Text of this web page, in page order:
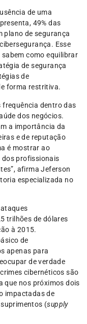
de uma
49% das
plano de segurança
Esse
como equilibrar
de segurança
de
forma restritiva.
frequência dentro das
dos negócios.
a importância da
e de reputação
é mostrar ao
dos profissionais
afirma Jeferson
especializada no
trilhões de dólares
à 2015.
de
apenas para
de verdade
cibernéticos são
que nos próximos dois
impactadas de
(supply